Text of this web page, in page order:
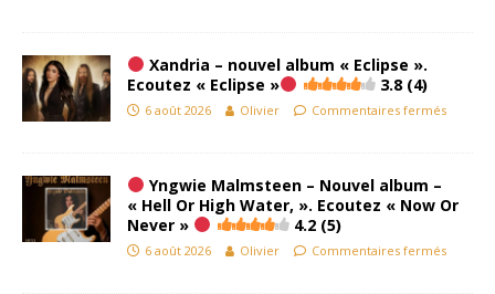
Xandria – nouvel album « Eclipse ».
Ecoutez « Eclipse »
3.8 (4)
6 août 2026 Olivier Commentaires fermés
Yngwie Malmsteen – Nouvel album –
« Hell Or High Water, ». Ecoutez « Now Or
Never »
4.2 (5)
6 août 2026 Olivier Commentaires fermés